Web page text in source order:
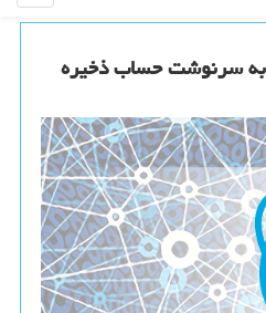
سرنوشت حساب ذخیره